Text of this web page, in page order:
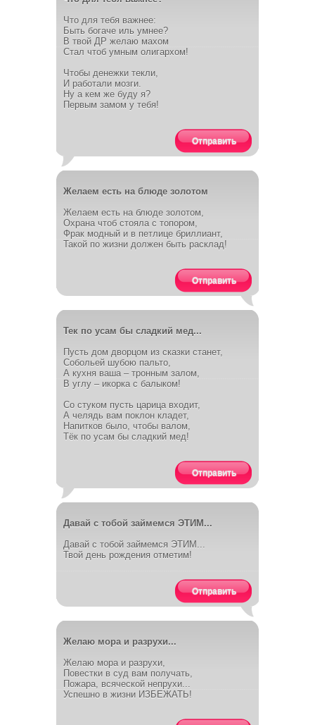
Что для тебя важнее:
Быть богаче иль умнее?
В твой ДР желаю махом
Стал чтоб умным олигархом!
Чтобы денежки текли,
И работали мозги.
Ну а кем же буду я?
Первым замом у тебя!
Отправить
Желаем есть на блюде золотом
Желаем есть на блюде золотом,
Охрана чтоб стояла с топором,
Фрак модный и в петлице бриллиант,
Такой по жизни должен быть расклад!
Отправить
Тек по усам бы сладкий мед...
Пусть дом дворцом из сказки станет,
Собольей шубою пальто,
А кухня ваша – тронным залом,
В углу – икорка с балыком!
Со стуком пусть царица входит,
А челядь вам поклон кладет,
Напитков было, чтобы валом,
Тёк по усам бы сладкий мед!
Отправить
Давай с тобой займемся ЭТИМ...
Давай с тобой займемся ЭТИМ...
Твой день рождения отметим!
Отправить
Желаю мора и разрухи...
Желаю мора и разрухи,
Повестки в суд вам получать,
Пожара, всяческой непрухи...
Успешно в жизни ИЗБЕЖАТЬ!